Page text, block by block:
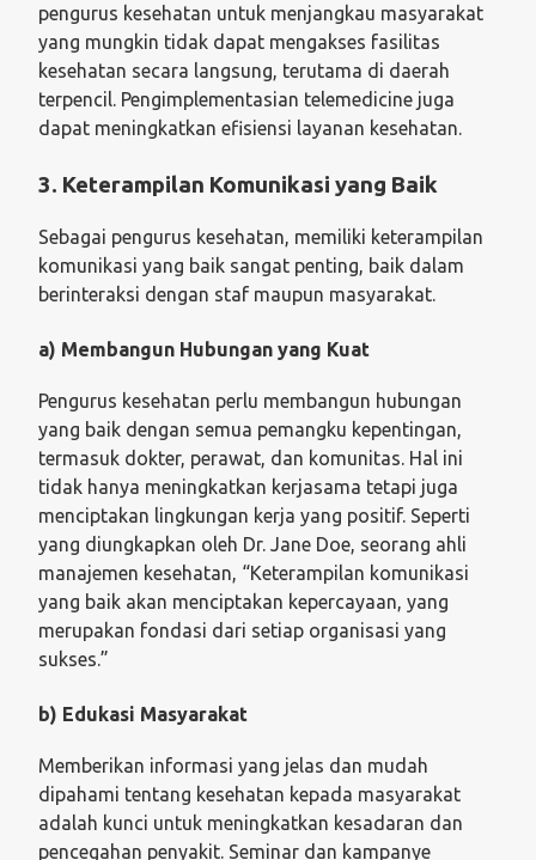
pengurus kesehatan untuk menjangkau masyarakat
yang mungkin tidak dapat mengakses fasilitas
kesehatan secara langsung, terutama di daerah
terpencil. Pengimplementasian telemedicine juga
dapat meningkatkan efisiensi layanan kesehatan.
3. Keterampilan Komunikasi yang Baik
Sebagai pengurus kesehatan, memiliki keterampilan
komunikasi yang baik sangat penting, baik dalam
berinteraksi dengan staf maupun masyarakat.
a) Membangun Hubungan yang Kuat
Pengurus kesehatan perlu membangun hubungan
yang baik dengan semua pemangku kepentingan,
termasuk dokter, perawat, dan komunitas. Hal ini
tidak hanya meningkatkan kerjasama tetapi juga
menciptakan lingkungan kerja yang positif. Seperti
yang diungkapkan oleh Dr. Jane Doe, seorang ahli
manajemen kesehatan, “Keterampilan komunikasi
yang baik akan menciptakan kepercayaan, yang
merupakan fondasi dari setiap organisasi yang
sukses.”
b) Edukasi Masyarakat
Memberikan informasi yang jelas dan mudah
dipahami tentang kesehatan kepada masyarakat
adalah kunci untuk meningkatkan kesadaran dan
pencegahan penyakit. Seminar dan kampanye